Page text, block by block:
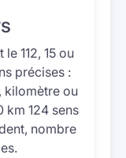
112, 15 ou
précises :
kilomètre ou
km 124 sens
nombre